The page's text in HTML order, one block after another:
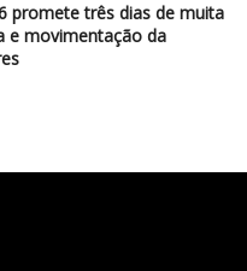
promete três dias de muita
e movimentação da